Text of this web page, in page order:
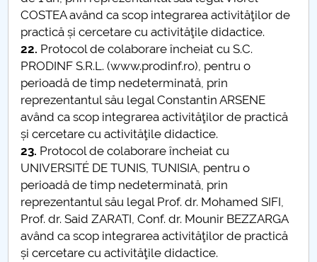
COSTEA având ca scop integrarea activităţilor de
practică și cercetare cu activităţile didactice.
22. Protocol de colaborare încheiat cu S.C.
PRODINF S.R.L. (www.prodinf.ro), pentru o
perioadă de timp nedeterminată, prin
reprezentantul său legal Constantin ARSENE
având ca scop integrarea activităţilor de practică
și cercetare cu activităţile didactice.
23. Protocol de colaborare încheiat cu
UNIVERSITÉ DE TUNIS, TUNISIA, pentru o
perioadă de timp nedeterminată, prin
reprezentantul său legal Prof. dr. Mohamed SIFI,
Prof. dr. Said ZARATI, Conf. dr. Mounir BEZZARGA
având ca scop integrarea activităţilor de practică
și cercetare cu activităţile didactice.